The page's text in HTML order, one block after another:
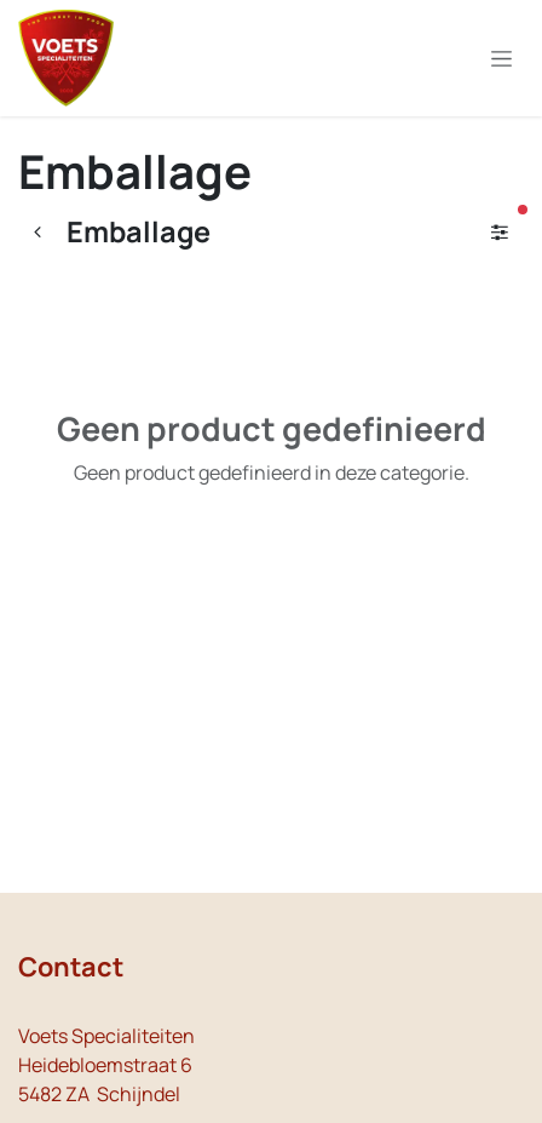
Overslaan naar inhoud
Emballage
Emballage
Geen product gedefinieerd
Geen product gedefinieerd in deze categorie.
Contact
Voets Specialiteiten
Heidebloemstraat 6
5482 ZA Schijndel